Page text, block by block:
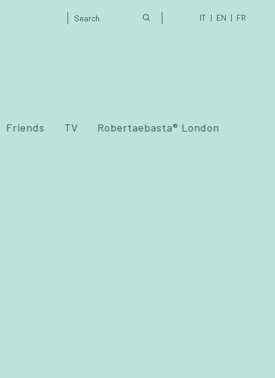
IT EN FR
Friends TV Robertaebasta® London